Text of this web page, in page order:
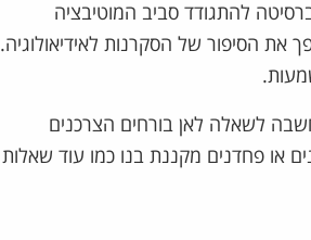
להתגודד סביב המוטיבציה
הסיפור של הסקרנות לאידיאולוגיה.
לשאלה לאן בורחים הצרכנים
או פחדנים מקננת בנו כמו עוד שאלות